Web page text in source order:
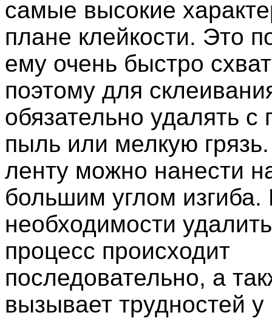
самые высокие
плане клейкости. Это
ему очень быстро
поэтому для
обязательно удалять с
пыль или мелкую
ленту можно нанести
большим углом изгиба.
необходимости
процесс происходит
последовательно, а
вызывает трудностей у